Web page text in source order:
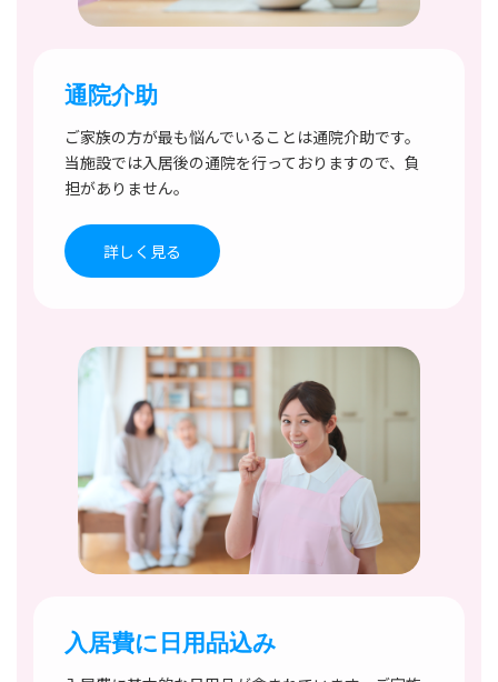
通院介助
ご家族の方が最も悩んでいることは通院介助です。
当施設では入居後の通院を行っておりますので、負
担がありません。
詳しく見る
入居費に日用品込み